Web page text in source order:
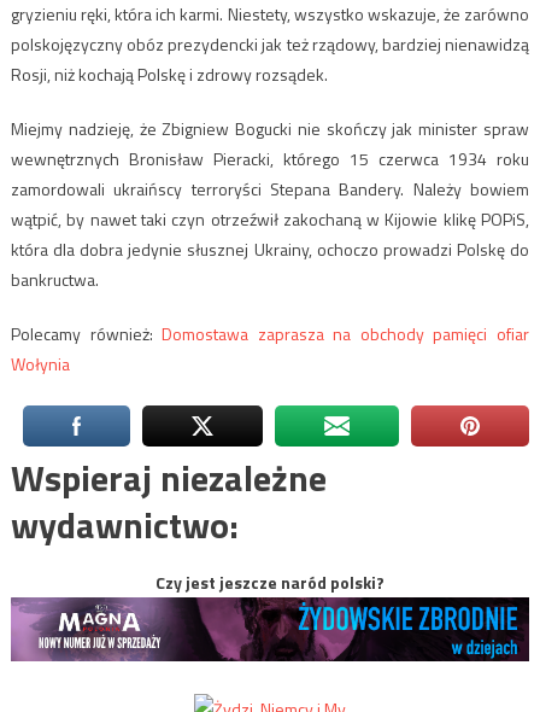
gryzieniu ręki, która ich karmi. Niestety, wszystko wskazuje, że zarówno
polskojęzyczny obóz prezydencki jak też rządowy, bardziej nienawidzą
Rosji, niż kochają Polskę i zdrowy rozsądek.
Miejmy nadzieję, że Zbigniew Bogucki nie skończy jak minister spraw
wewnętrznych Bronisław Pieracki, którego 15 czerwca 1934 roku
zamordowali ukraińscy terroryści Stepana Bandery. Należy bowiem
wątpić, by nawet taki czyn otrzeźwił zakochaną w Kijowie klikę POPiS,
która dla dobra jedynie słusznej Ukrainy, ochoczo prowadzi Polskę do
bankructwa.
Polecamy również:Domostawa zaprasza na obchody pamięci ofiar
Wołynia
Wspieraj niezależne
wydawnictwo:
Czy jest jeszcze naród polski?